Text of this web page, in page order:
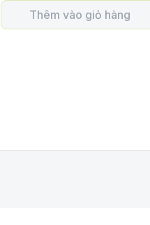
Thêm vào giỏ hàng